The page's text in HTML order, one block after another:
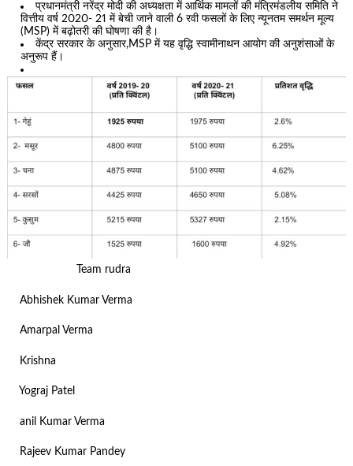
प्रधानमंत्री नरेंद्र मोदी की अध्यक्षता में आर्थिक मामलों की मंत्रिमंडलीय समिति ने
वित्तीय वर्ष 2020- 21 में बेची जाने वाली 6 रवी फसलों के लिए न्यूनतम समर्थन मूल्य
(MSP) में बढ़ोतरी की घोषणा की है।
केंद्र सरकार के अनुसार,MSP में यह वृद्धि स्वामीनाथन आयोग की अनुशंसाओं के
अनुरूप हैं।
Team rudra
Abhishek Kumar Verma
Amarpal Verma
Krishna
Yograj Patel
anil Kumar Verma
Rajeev Kumar Pandey